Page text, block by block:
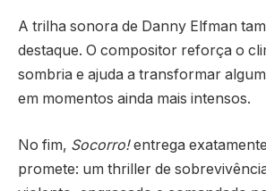
A trilha sonora de Danny Elfman
destaque. O compositor reforça o
sombria e ajuda a transformar
em momentos ainda mais intensos.
No fim, Socorro!entrega
promete: um thriller de